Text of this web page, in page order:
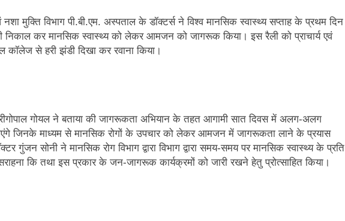
नशा मुक्ति विभाग पी.बी.एम. अस्पताल के डॉक्टर्स ने विश्व मानसिक स्वास्थ्य सप्ताह के प्रथम दिन
निकाल कर मानसिक स्वास्थ्य को लेकर आमजन को जागरूक किया। इस रैली को प्राचार्य एवं
से हरी झंडी दिखा कर रवाना किया।
गोयल ने बताया की जागरूकता अभियान के तहत आगामी सात दिवस में अलग-अलग
जिनके माध्यम से मानसिक रोगों के उपचार को लेकर आमजन में जागरूकता लाने के प्रयास
गुंजन सोनी ने मानसिक रोग विभाग द्वारा विभाग द्वारा समय-समय पर मानसिक स्वास्थ्य के प्रति
कि तथा इस प्रकार के जन-जागरूक कार्यक्रमों को जारी रखने हेतु प्रोत्साहित किया।